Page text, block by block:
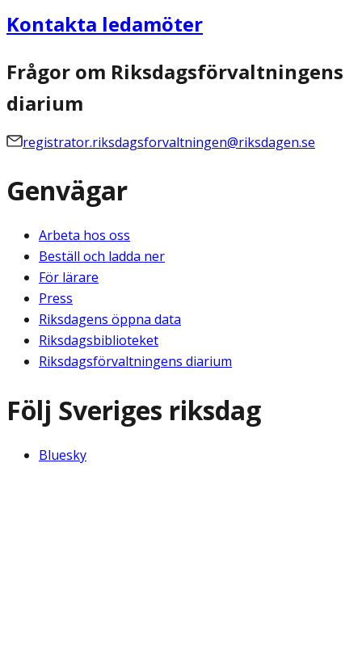
Kontakta ledamöter
Frågor om Riksdagsförvaltningens
diarium
registrator.riksdagsforvaltningen@riksdagen.se
Genvägar
Arbeta hos oss
Beställ och ladda ner
För lärare
Press
Riksdagens öppna data
Riksdagsbiblioteket
Riksdagsförvaltningens diarium
Följ Sveriges riksdag
Bluesky